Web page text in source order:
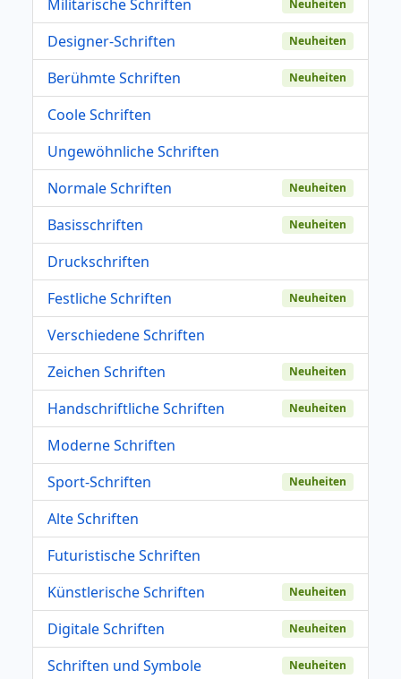
Militärische Schriften Neuheiten
Designer-Schriften Neuheiten
Berühmte Schriften Neuheiten
Coole Schriften
Ungewöhnliche Schriften
Normale Schriften
Neuheiten
Basisschriften Neuheiten
Druckschriften
Festliche Schriften
Neuheiten
Verschiedene Schriften
Zeichen Schriften
Neuheiten
Handschriftliche Schriften Neuheiten
Moderne Schriften
Sport-Schriften
Neuheiten
Alte Schriften
Futuristische Schriften
Künstlerische Schriften
Neuheiten
Digitale Schriften Neuheiten
Schriften und Symbole Neuheiten